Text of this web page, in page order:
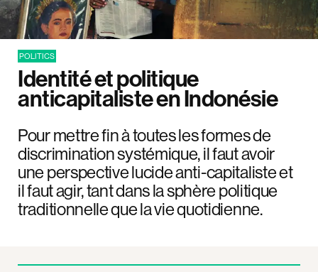
POLITICS
Identité et politique
anticapitaliste en Indonésie
Pour mettre fin à toutes les formes de
discrimination systémique, il faut avoir
une perspective lucide anti-capitaliste et
il faut agir, tant dans la sphère politique
traditionnelle que la vie quotidienne.